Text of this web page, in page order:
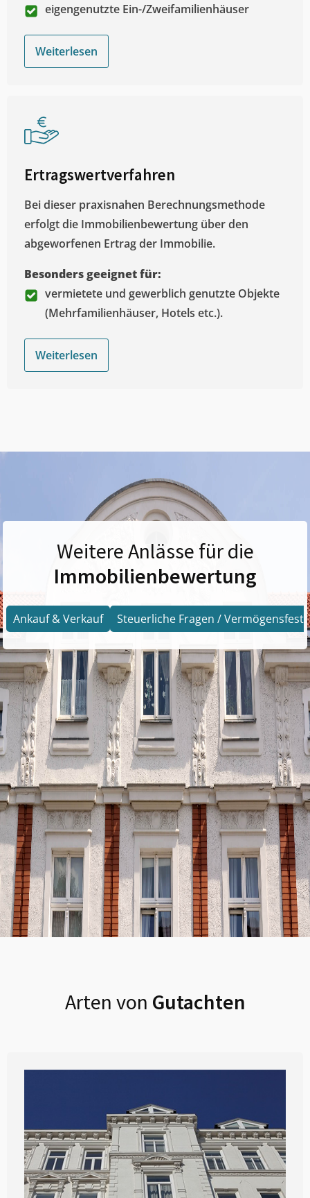
eigengenutzte Ein-/Zweifamilienhäuser
Weiterlesen
Ertragswertverfahren
Bei dieser praxisnahen Berechnungsmethode
erfolgt die Immobilienbewertung über den
abgeworfenen Ertrag der Immobilie.
Besonders geeignet für:
vermietete und gewerblich genutzte Objekte
(Mehrfamilienhäuser, Hotels etc.).
Weiterlesen
Weitere Anlässe für die
Immobilienbewertung
Ankauf & Verkauf Steuerliche Fragen /
Arten von Gutachten